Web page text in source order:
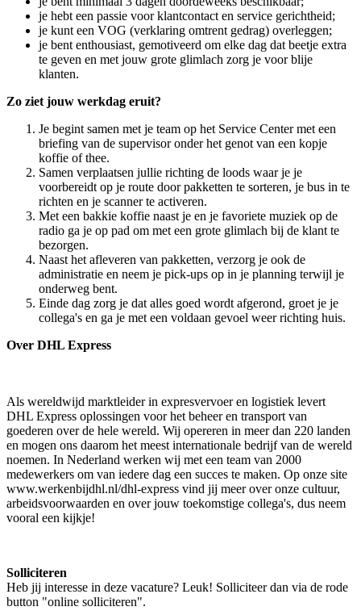
je hebt een passie voor klantcontact en service gerichtheid;
je kunt een VOG (verklaring omtrent gedrag) overleggen;
je bent enthousiast, gemotiveerd om elke dag dat beetje extra
te geven en met jouw grote glimlach zorg je voor blije
klanten.
Zo ziet jouw werkdag eruit?
Je begint samen met je team op het Service Center met een
briefing van de supervisor onder het genot van een kopje
koffie of thee.
Samen verplaatsen jullie richting de loods waar je je
voorbereidt op je route door pakketten te sorteren, je bus in te
richten en je scanner te activeren.
Met een bakkie koffie naast je en je favoriete muziek op de
radio ga je op pad om met een grote glimlach bij de klant te
bezorgen.
Naast het afleveren van pakketten, verzorg je ook de
administratie en neem je pick-ups op in je planning terwijl je
onderweg bent.
Einde dag zorg je dat alles goed wordt afgerond, groet je je
collega's en ga je met een voldaan gevoel weer richting huis.
Over DHL Express
Als wereldwijd marktleider in expresvervoer en logistiek levert
DHL Express oplossingen voor het beheer en transport van
goederen over de hele wereld. Wij opereren in meer dan 220 landen
en mogen ons daarom het meest internationale bedrijf van de wereld
noemen. In Nederland werken wij met een team van 2000
medewerkers om van iedere dag een succes te maken. Op onze site
www.werkenbijdhl.nl/dhl-express vind jij meer over onze cultuur,
arbeidsvoorwaarden en over jouw toekomstige collega's, dus neem
vooral een kijkje!
Solliciteren
Heb jij interesse in deze vacature? Leuk! Solliciteer dan via de rode
button "online solliciteren".